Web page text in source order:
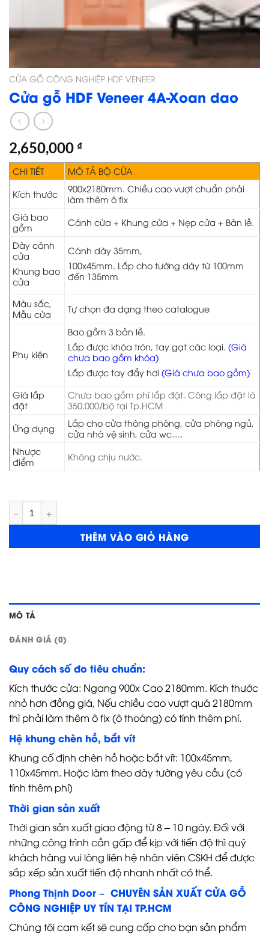
CỬA GỖ CÔNG NGHIỆP HDF VENEER
Cửa gỗ HDF Veneer 4A-Xoan dao
2,650,000 ₫
CHI TIẾT
MÔ TẢ BỘ CỬA
Kích thước
900x2180mm. Chiều cao vượt chuẩn phải
làm thêm ô fix
Giá bao
gồm
Cánh cửa + Khung cửa + Nẹp cửa + Bản lề.
Dày cánh
cửa
Khung bao
cửa
Cánh dày 35mm,
100x45mm. Lắp cho tường dày từ 100mm
đến 135mm
Màu sắc,
Mẫu cửa
Tự chọn đa dạng theo catalogue
Phụ kiện
Bao gồm 3 bản lề.
Lắp được khóa tròn, tay gạt các loại. (Giá
chưa bao gồm khóa)
Lắp được tay đẩy hơi (Giá chưa bao gồm)
Giá lắp
đặt
Chưa bao gồm phí lắp đặt. Công lắp đặt là
350.000/bộ tại Tp.HCM
Ứng dụng
Lắp cho cửa thông phòng, cửa phòng ngủ,
cửa nhà vệ sinh, cửa wc….
Nhược
điểm
Không chịu nước.
Cửa gỗ HDF Veneer 4A-Xoan dao số lượng
THÊM VÀO GIỎ HÀNG
MÔ TẢ
ĐÁNH GIÁ (0)
Quy cách số đo tiêu chuẩn:
Kích thước cửa: Ngang 900x Cao 2180mm. Kích thước
nhỏ hơn đồng giá, Nếu chiều cao vượt quá 2180mm
thì phải làm thêm ô fix (ô thoáng) có tính thêm phí.
Hệ khung chèn hồ, bắt vít
Khung cố định chèn hồ hoặc bắt vít: 100x45mm,
110x45mm. Hoặc làm theo dày tường yêu cầu (có
tính thêm phí)
Thời gian sản xuất
Thời gian sản xuất giao động từ 8 – 10 ngày. Đối với
những công trình cần gấp để kịp với tiến độ thì quý
khách hàng vui lòng liên hệ nhân viên CSKH để được
sắp xếp sản xuất tiến độ nhanh nhất có thể.
Phong Thịnh Door – CHUYÊN SẢN XUẤT CỬA GỖ
CÔNG NGHIỆP UY TÍN TẠI TP.HCM
Chúng tôi cam kết sẽ cung cấp cho bạn sản phẩm